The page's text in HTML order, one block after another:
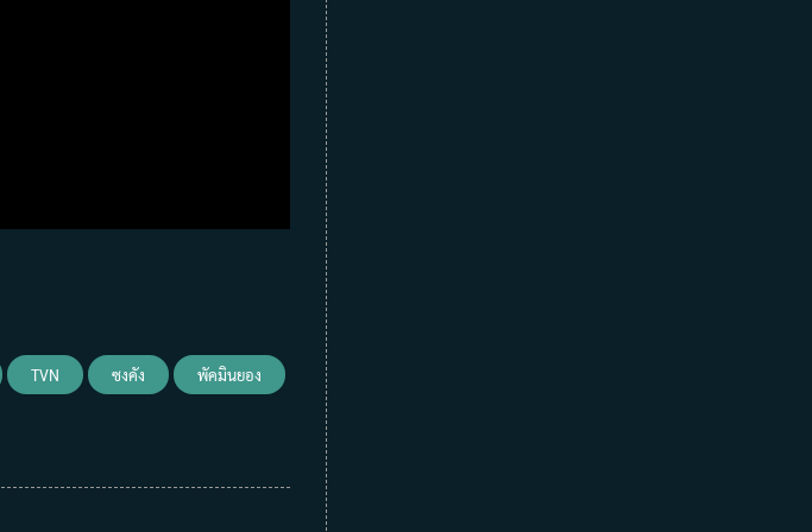
TVN ซงคัง พัคมินยอง